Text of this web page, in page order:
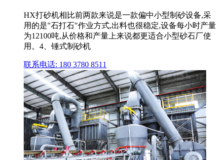
HX打砂机相比前两款来说是一款偏中小型制砂设备,采
用的是"石打石"作业方式,出料也很稳定,设备每小时产量
为12100吨,从价格和产量上来说都更适合小型砂石厂使
用。4、锤式制砂机
联系电话: 180 3780 8511